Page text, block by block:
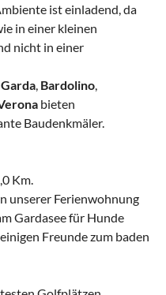
ist einladend, da
in einer kleinen
nicht in einer
Garda Bardolino
bieten
Baudenkmäler.
Km.
unserer Ferienwohnung
Gardasee für Hunde
Freunde zum baden